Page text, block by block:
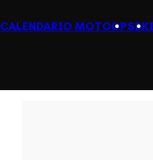
CALENDARIO MOTOGPSBK